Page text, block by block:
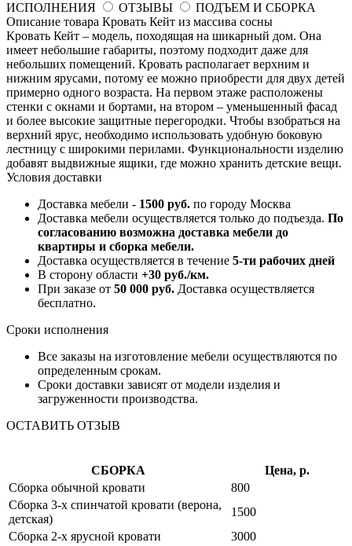
ИСПОЛНЕНИЯ
ОТЗЫВЫ
ПОДЪЕМ И СБОРКА
Описание товара Кровать Кейт из массива сосны
Кровать Кейт – модель, походящая на шикарный дом. Она
имеет небольшие габариты, поэтому подходит даже для
небольших помещений. Кровать располагает верхним и
нижним ярусами, потому ее можно приобрести для двух детей
примерно одного возраста. На первом этаже расположены
стенки с окнами и бортами, на втором – уменьшенный фасад
и более высокие защитные перегородки. Чтобы взобраться на
верхний ярус, необходимо использовать удобную боковую
лестницу с широкими перилами. Функциональности изделию
добавят выдвижные ящики, где можно хранить детские вещи.
Условия доставки
Доставка мебели - 1500 руб. по городу Москва
Доставка мебели осуществляется только до подъезда. По
согласованию возможна доставка мебели до
квартиры и сборка мебели.
Доставка осуществляется в течение 5-ти рабочих дней
В сторону области +30 руб./км.
При заказе от 50 000 руб. Доставка осуществляется
бесплатно.
Сроки исполнения
Все заказы на изготовление мебели осуществляются по
определенным срокам.
Сроки доставки зависят от модели изделия и
загруженности производства.
ОСТАВИТЬ ОТЗЫВ
СБОРКА
Цена, р.
Сборка обычной кровати
800
Сборка 3-х спинчатой кровати (верона,
детская)
1500
Сборка 2-х ярусной кровати
3000